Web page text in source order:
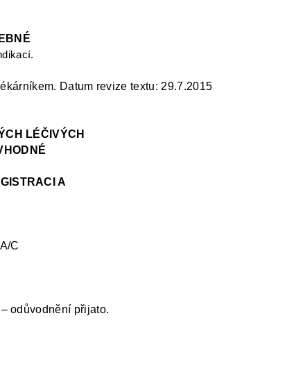
. Datum revize textu: 29.7.2015
LÉČIVÝCH
A
C
odůvodnění přijato.